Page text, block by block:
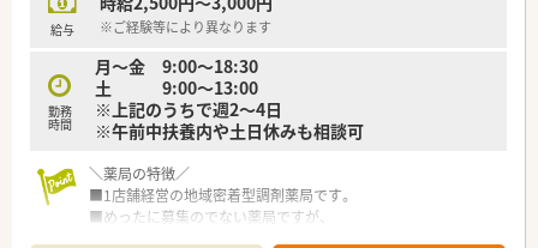
給与 ※ご経験等により異なります
勤務
時間
月～金 9:00～18:30
土 9:00～13:00
※上記のうちで週2～4日
※午前中扶養内や土日休みも相談可
＼薬局の特徴／
■1店舗経営の地域密着型調剤薬局です。
■めったに募集のでない薬局ですが、